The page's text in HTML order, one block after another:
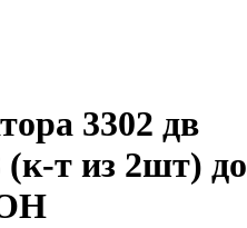
3302 дв
т из 2шт) до